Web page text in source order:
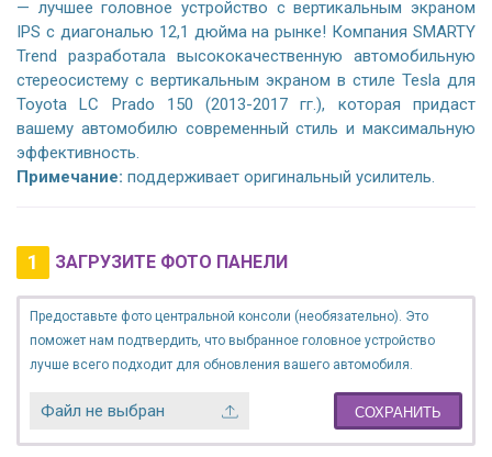
— лучшее головное устройство с вертикальным экраном
IPS с диагональю 12,1 дюйма на рынке! Компания SMARTY
Trend разработала высококачественную автомобильную
стереосистему с вертикальным экраном в стиле Tesla для
Toyota LC Prado 150 (2013-2017 гг.), которая придаст
вашему автомобилю современный стиль и максимальную
эффективность.
Примечание: поддерживает оригинальный усилитель.
1 ЗАГРУЗИТЕ ФОТО ПАНЕЛИ
Предоставьте фото центральной консоли (необязательно). Это
поможет нам подтвердить, что выбранное головное устройство
лучше всего подходит для обновления вашего автомобиля.
Файл не выбран СОХРАНИТЬ